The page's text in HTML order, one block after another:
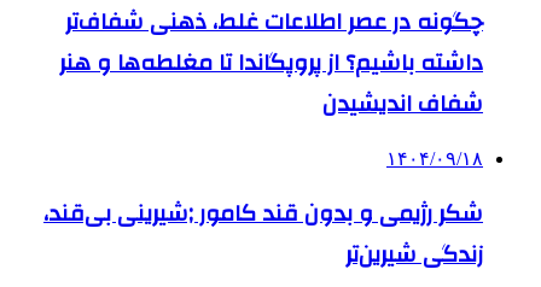
چگونه در عصر اطلاعات غلط، ذهنی شفاف‌تر
داشته باشیم؟ از پروپگاندا تا مغلطه‌ها و هنر
شفاف اندیشیدن
۱۴۰۴/۰۹/۱۸
شکر رژیمی و بدون قند کامور ;شیرینی بی‌قند،
زندگی شیرین‌تر